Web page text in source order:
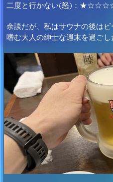
二度と行かない(怒)：
余談だが、私はサウナの後は
嗜む大人の紳士な週末を過ごし